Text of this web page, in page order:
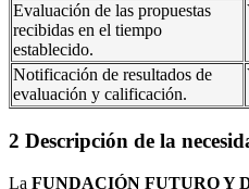
Evaluación de las propuestas
recibidas en el tiempo
establecido.
Notificación de resultados de
evaluación y calificación.
2 Descripción de la
La FUNDACIÓN FUTURO Y